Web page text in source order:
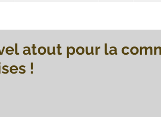
atout pour la
!